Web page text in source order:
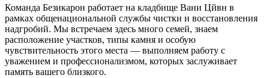
Команда Безикарон работает на кладбище Вани Цйвн в
рамках общенациональной службы чистки и восстановления
надгробий. Мы встречаем здесь много семей, знаем
расположение участков, типы камня и особую
чувствительность этого места — выполняем работу с
уважением и профессионализмом, которых заслуживает
память вашего близкого.